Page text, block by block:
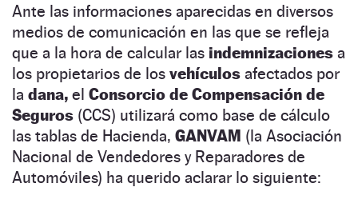
Ante las informaciones aparecidas en diversos
medios de comunicación en las que se refleja
que a la hora de calcular las indemnizaciones a
los propietarios de los vehículos afectados por
la dana, el Consorcio de Compensación de
Seguros (CCS) utilizará como base de cálculo
las tablas de Hacienda, GANVAM (la Asociación
Nacional de Vendedores y Reparadores de
Automóviles) ha querido aclarar lo siguiente: